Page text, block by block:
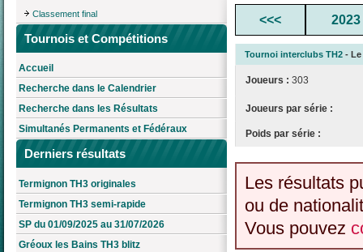
Classement final
Tournois et Compétitions
Accueil
Recherche dans le Calendrier
Recherche dans les Résultats
Simultanés Permanents et Fédéraux
Derniers résultats
Termignon TH3 originales
Termignon TH3 semi-rapide
SP du 01/09/2025 au 31/07/2026
Gréoux les Bains TH3 blitz
<<< 2023
Tournoi interclubs TH2 - Le
Joueurs : 303
Joueurs par série :
Poids par série :
Les résultats
ou de
Vous pouvez